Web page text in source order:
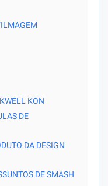
KON
DE
DA DESIGN
DE SMASH